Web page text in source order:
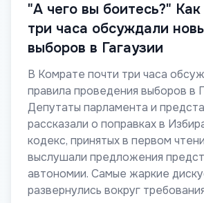
"А чего вы боитесь?"
три часа обсуждали
выборов в Гагаузии
В Комрате почти три часа
правила проведения выборов в
Депутаты парламента и
рассказали о поправках в
кодекс, принятых в первом
выслушали предложения
автономии. Самые жаркие
развернулись вокруг